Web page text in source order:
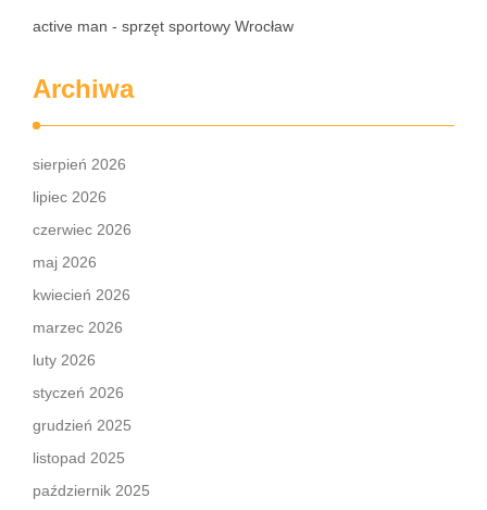
active man - sprzęt sportowy Wrocław
Archiwa
sierpień 2026
lipiec 2026
czerwiec 2026
maj 2026
kwiecień 2026
marzec 2026
luty 2026
styczeń 2026
grudzień 2025
listopad 2025
październik 2025